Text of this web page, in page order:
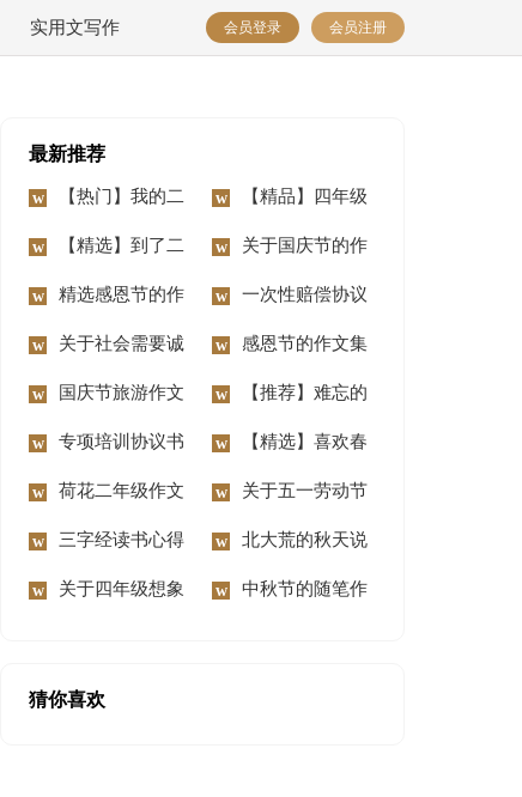
实用文写作 会员登录 会员注册
最新推荐
【热门】我的二
年级作文锦集7篇
【精品】四年级
动物作文10篇
【精选】到了二
年级作文锦集七篇
关于国庆节的作
文汇编15篇
精选感恩节的作
文400字3篇
一次性赔偿协议
书
关于社会需要诚
信作文3篇
感恩节的作文集
合15篇
国庆节旅游作文
14篇
【推荐】难忘的
事二年级作文合集八
篇
专项培训协议书 【精选】喜欢春
节作文三篇
荷花二年级作文
300字锦集六篇
关于五一劳动节
慰问信范文汇编8篇
三字经读书心得
体会
北大荒的秋天说
课稿
关于四年级想象 中秋节的随笔作
猜你喜欢